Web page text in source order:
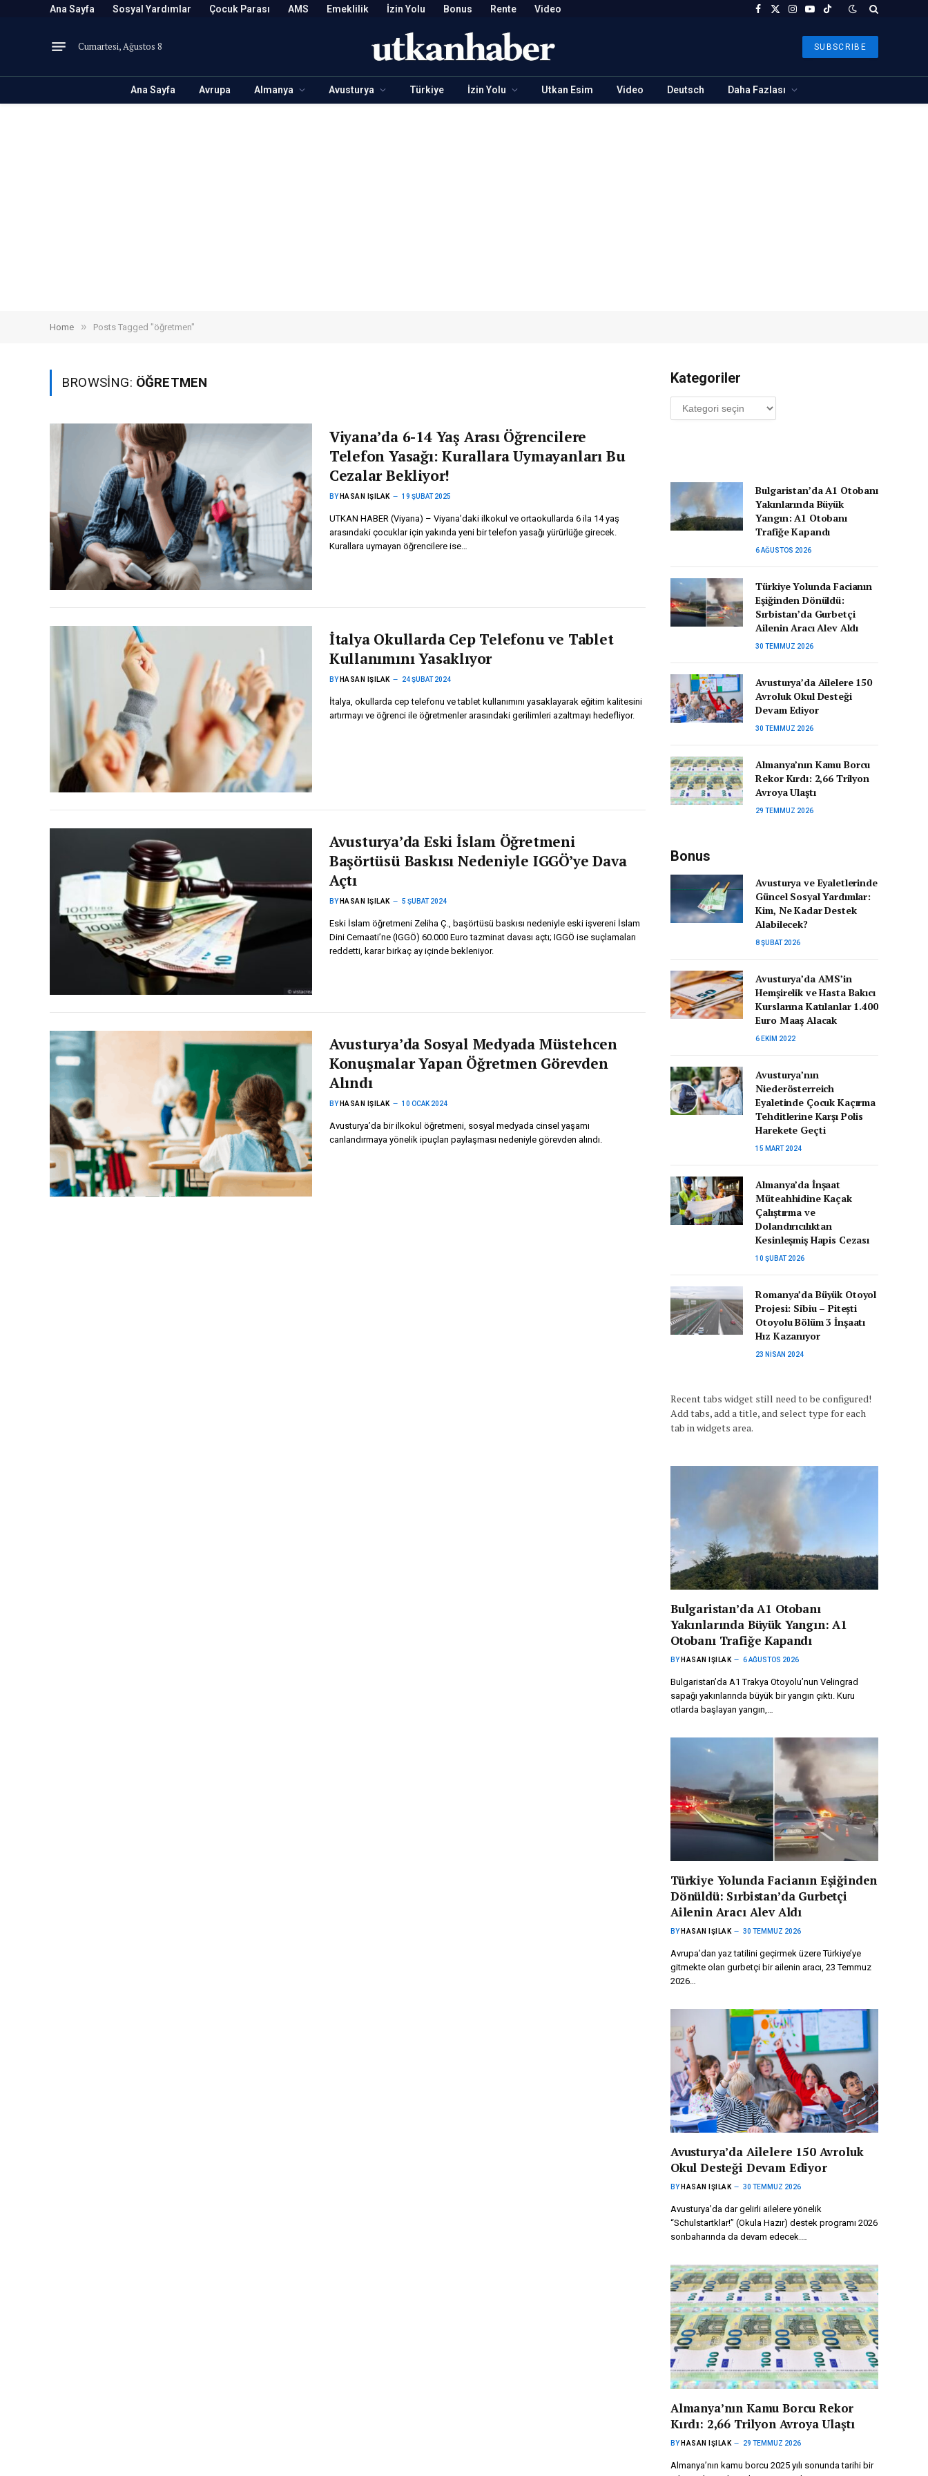
Ana Sayfa Sosyal Yardımlar Çocuk Parası AMS Emeklilik İzin Yolu Bonus Rente Video Facebook
X
Instagram
YouTubeTikTok
Cumartesi, Ağustos 8 SUBSCRIBE
Ana Sayfa Avrupa Almanya Avusturya Türkiye İzin Yolu Utkan Esim Video Deutsch Daha Fazlası
Home » Posts Tagged "öğretmen"
BROWSING: ÖĞRETMEN
Viyana’da 6-14 Yaş Arası Öğrencilere
Telefon Yasağı: Kurallara Uymayanları Bu
Cezalar Bekliyor!
BY HASAN IŞILAK 19 ŞUBAT 2025
UTKAN HABER (Viyana) – Viyana’daki ilkokul ve ortaokullarda 6 ila 14 yaş
arasındaki çocuklar için yakında yeni bir telefon yasağı yürürlüğe girecek.
Kurallara uymayan öğrencilere ise…
İtalya Okullarda Cep Telefonu ve Tablet
Kullanımını Yasaklıyor
BY HASAN IŞILAK 24 ŞUBAT 2024
İtalya, okullarda cep telefonu ve tablet kullanımını yasaklayarak eğitim kalitesini
artırmayı ve öğrenci ile öğretmenler arasındaki gerilimleri azaltmayı hedefliyor.
Avusturya’da Eski İslam Öğretmeni
Başörtüsü Baskısı Nedeniyle IGGÖ’ye Dava
Açtı
BY HASAN IŞILAK 5 ŞUBAT 2024
Eski İslam öğretmeni Zeliha Ç., başörtüsü baskısı nedeniyle eski işvereni İslam
Dini Cemaati’ne (IGGÖ) 60.000 Euro tazminat davası açtı; IGGÖ ise suçlamaları
reddetti, karar birkaç ay içinde bekleniyor.
Avusturya’da Sosyal Medyada Müstehcen
Konuşmalar Yapan Öğretmen Görevden
Alındı
BY HASAN IŞILAK 10 OCAK 2024
Avusturya’da bir ilkokul öğretmeni, sosyal medyada cinsel yaşamı
canlandırmaya yönelik ipuçları paylaşması nedeniyle görevden alındı.
Kategoriler
Kategoriler
Bulgaristan’da A1 Otobanı
Yakınlarında Büyük
Yangın: A1 Otobanı
Trafiğe Kapandı
6 AĞUSTOS 2026
Türkiye Yolunda Facianın
Eşiğinden Dönüldü:
Sırbistan’da Gurbetçi
Ailenin Aracı Alev Aldı
30 TEMMUZ 2026
Avusturya’da Ailelere 150
Avroluk Okul Desteği
Devam Ediyor
30 TEMMUZ 2026
Almanya’nın Kamu Borcu
Rekor Kırdı: 2,66 Trilyon
Avroya Ulaştı
29 TEMMUZ 2026
Bonus
Avusturya ve Eyaletlerinde
Güncel Sosyal Yardımlar:
Kim, Ne Kadar Destek
Alabilecek?
8 ŞUBAT 2026
Avusturya’da AMS’in
Hemşirelik ve Hasta Bakıcı
Kurslarına Katılanlar 1.400
Euro Maaş Alacak
6 EKIM 2022
Avusturya’nın
Niederösterreich
Eyaletinde Çocuk Kaçırma
Tehditlerine Karşı Polis
Harekete Geçti
15 MART 2024
Almanya’da İnşaat
Müteahhidine Kaçak
Çalıştırma ve
Dolandırıcılıktan
Kesinleşmiş Hapis Cezası
10 ŞUBAT 2026
Romanya’da Büyük Otoyol
Projesi: Sibiu – Pitești
Otoyolu Bölüm 3 İnşaatı
Hız Kazanıyor
23 NISAN 2024
Recent tabs widget still need to be configured!
Add tabs, add a title, and select type for each
tab in widgets area.
Bulgaristan’da A1 Otobanı
Yakınlarında Büyük Yangın: A1
Otobanı Trafiğe Kapandı
BY HASAN IŞILAK 6 AĞUSTOS 2026
Bulgaristan’da A1 Trakya Otoyolu’nun Velingrad
sapağı yakınlarında büyük bir yangın çıktı. Kuru
otlarda başlayan yangın,…
Türkiye Yolunda Facianın Eşiğinden
Dönüldü: Sırbistan’da Gurbetçi
Ailenin Aracı Alev Aldı
BY HASAN IŞILAK 30 TEMMUZ 2026
Avrupa’dan yaz tatilini geçirmek üzere Türkiye’ye
gitmekte olan gurbetçi bir ailenin aracı, 23 Temmuz
2026…
Avusturya’da Ailelere 150 Avroluk
Okul Desteği Devam Ediyor
BY HASAN IŞILAK 30 TEMMUZ 2026
Avusturya’da dar gelirli ailelere yönelik
“Schulstartklar!” (Okula Hazır) destek programı 2026
sonbaharında da devam edecek.…
Almanya’nın Kamu Borcu Rekor
Kırdı: 2,66 Trilyon Avroya Ulaştı
BY HASAN IŞILAK 29 TEMMUZ 2026
Almanya’nın kamu borcu 2025 yılı sonunda tarihi bir